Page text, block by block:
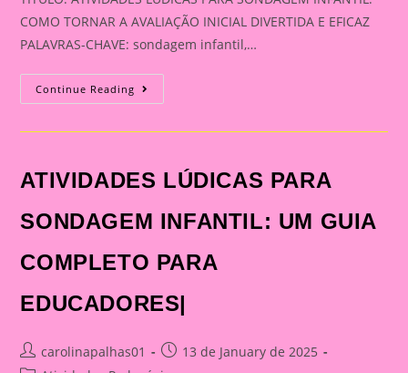
COMO TORNAR A AVALIAÇÃO INICIAL DIVERTIDA E EFICAZ
PALAVRAS-CHAVE: sondagem infantil,…
Continue Reading ATIVIDADES
LÚDICAS
SONDAGEM
COMPLETO
PARA
INFANTIL
E
ATIVIDADES LÚDICAS PARA
SONDAGEM INFANTIL: UM GUIA
COMPLETO PARA
EDUCADORES|
Postcarolinapalhas01
Post13 de January de 2025